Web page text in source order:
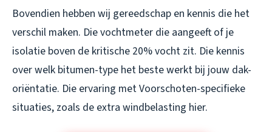
Bovendien hebben wij gereedschap en kennis die het
verschil maken. Die vochtmeter die aangeeft of je
isolatie boven de kritische 20% vocht zit. Die kennis
over welk bitumen-type het beste werkt bij jouw dak-
oriëntatie. Die ervaring met Voorschoten-specifieke
situaties, zoals de extra windbelasting hier.